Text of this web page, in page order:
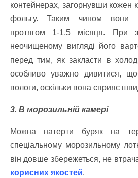
контейнерах, загорнувши кожен
фольгу. Таким чином вони
протягом 1-1,5 місяця.
При
неочищеному вигляді його
перед тим, як закласти в
особливо уважно дивитися,
вологи, оскільки вона сприяє
3. В морозильній камері
Можна натерти буряк на
спеціальному морозильному
він довше збережеться, не
корисних якостей.